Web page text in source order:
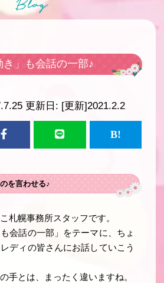
き」も会話の一部♪
更新日: [更新]2021.2.2
を言わせる♪
札幌事務所スタッフです。
会話の一部」をテーマに、ちょ
ディの皆さんにお話していこう
手とは、まったく違いますね。